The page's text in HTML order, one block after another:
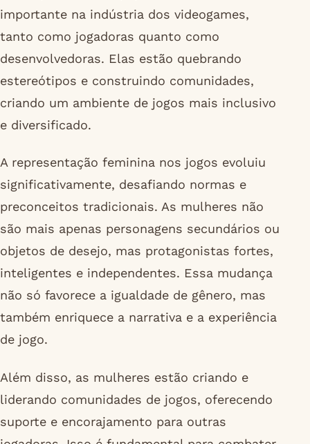
importante na indústria dos videogames,
tanto como jogadoras quanto como
desenvolvedoras. Elas estão quebrando
estereótipos e construindo comunidades,
criando um ambiente de jogos mais inclusivo
e diversificado.
A representação feminina nos jogos evoluiu
significativamente, desafiando normas e
preconceitos tradicionais. As mulheres não
são mais apenas personagens secundários ou
objetos de desejo, mas protagonistas fortes,
inteligentes e independentes. Essa mudança
não só favorece a igualdade de gênero, mas
também enriquece a narrativa e a experiência
de jogo.
Além disso, as mulheres estão criando e
liderando comunidades de jogos, oferecendo
suporte e encorajamento para outras